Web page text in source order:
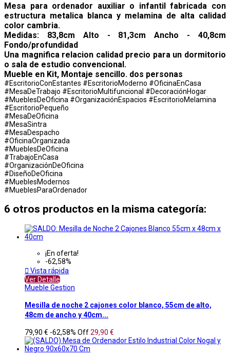
Mesa para ordenador auxiliar o infantil fabricada con
estructura metalica blanca y melamina de alta calidad
color cambria.
Medidas: 83,8cm Alto - 81,3cm Ancho - 40,8cm
Fondo/profundidad
Una magnifica relacion calidad precio para un dormitorio
o sala de estudio convencional.
Mueble en Kit, Montaje sencillo. dos personas
#EscritorioConEstantes #EscritorioModerno #OficinaEnCasa
#MesaDeTrabajo #EscritorioMultifuncional #DecoraciónHogar
#MueblesDeOficina #OrganizaciónEspacios #EscritorioMelamina
#EscritorioPequeño
#MesaDeOficina
#MesaSintra
#MesaDespacho
#OficinaOrganizada
#MueblesDeOficina
#TrabajoEnCasa
#OrganizaciónDeOficina
#DiseñoDeOficina
#MueblesModernos
#MueblesParaOrdenador
6 otros productos en la misma categoría:
¡En oferta!
-62,58%
 Vista rápida
Ver Detalle
Mueble Gestion
Mesilla de noche 2 cajones color blanco, 55cm de alto,
48cm de ancho y 40cm...
79,90 € -62,58% Off29,90 €